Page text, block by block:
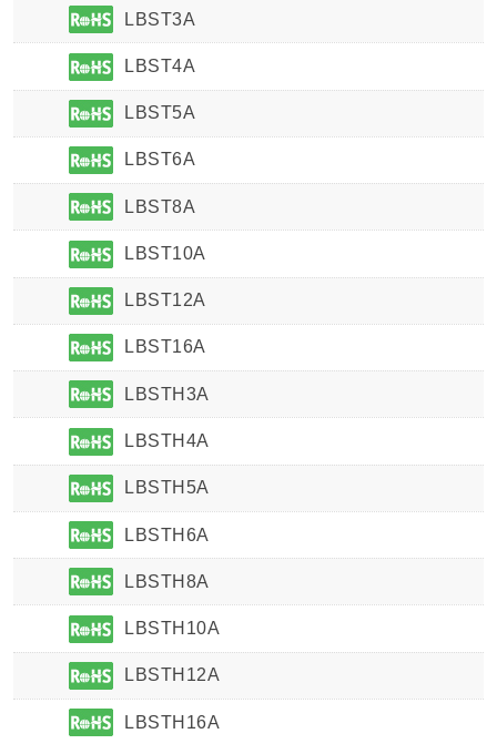
LBST3A
LBST4A
LBST5A
LBST6A
LBST8A
LBST10A
LBST12A
LBST16A
LBSTH3A
LBSTH4A
LBSTH5A
LBSTH6A
LBSTH8A
LBSTH10A
LBSTH12A
LBSTH16A